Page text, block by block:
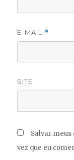
E-MAIL *
SITE
Salvar
vez que eu